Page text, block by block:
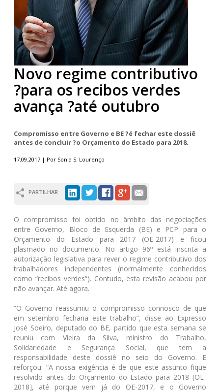
Novo regime contributivo
?para os recibos verdes
avança ?até outubro
Compromisso entre Governo e BE ?é fechar este dossiê
antes de concluir ?o Orçamento do Estado para 2018.
17.09.2017 | Por Sonia S. Lourenço
PARTILHAR
O compromisso foi obtido no âmbito das negociações
entre Governo, Bloco de Esquerda (BE) e PCP para o
Orçamento do Estado para 2017 (OE-2017) e ficou
plasmado no documento. No artigo 96º está inscrita a
autorização legislativa para rever o regime contributivo dos
trabalhadores independentes (normalmente conhecidos
como “recibos verdes”). Contudo, esta revisão acabou por
não avançar. Até agora.
“O Governo reassumiu o compromisso connosco de que
em setembro fecharia este trabalho”, disse ao Expresso
José Soeiro, deputado do BE, partido que esta semana se
reuniu com Vieira da Silva, ministro do Trabalho,
Solidariedade e Segurança Social, que tem a
responsabilidade deste dossiê no seio do Governo. E
reforçou: “A nossa exigência é de que este assunto fique
resolvido antes do Orçamento do Estado para 2018 [OE-
2018], até porque vem já do OE-2017, e o Governo